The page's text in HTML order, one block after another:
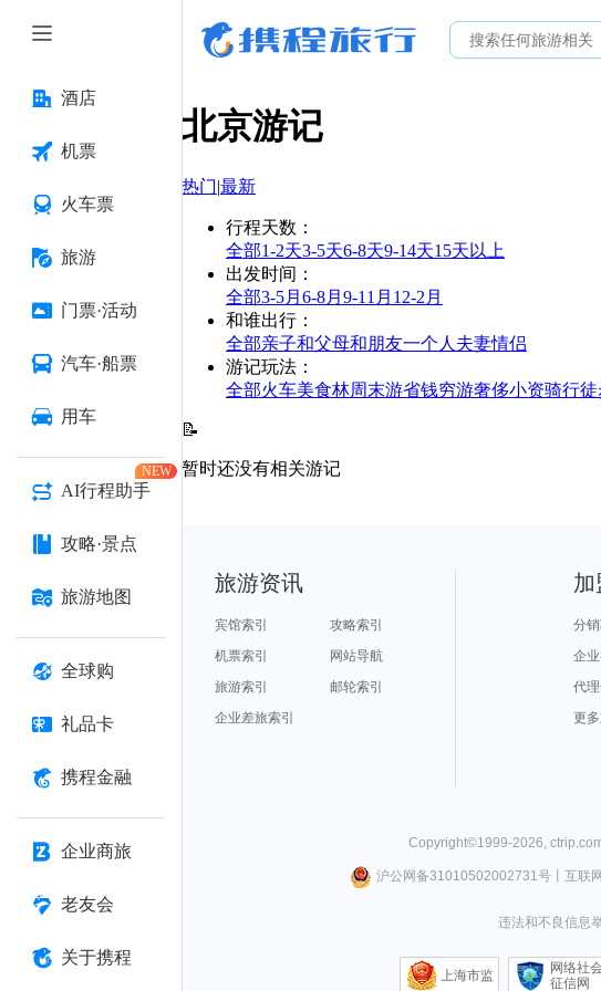
酒店
机票
火车票
旅游
门票·活动
汽车·船票
用车
AI行程助手
NEW
攻略·景点
旅游地图
全球购
礼品卡
携程金融
企业商旅
老友会
关于携程
北京游记
热门|最新
行程天数 ：
全部1-2天3-5天6-8天9-14天15天以上
出发时间 ：
全部3-5月 6-8月 9-11月 12-2月
和谁出行 ：
全部亲子和父母和朋友一个人 夫妻情侣
游记玩法 ：
全部火车美食林周末游省钱穷游奢侈小资骑行徒
📝
暂时还没有相关游记
旅游资讯
宾馆索引
攻略索引
机票索引
网站导航
旅游索引
邮轮索引
企业差旅索引
加
分
企
代
更
Copyright©1999-2026,
沪公网备31010502002731号丨 互联
违法和不良信息
上海市监
网络社
征信网